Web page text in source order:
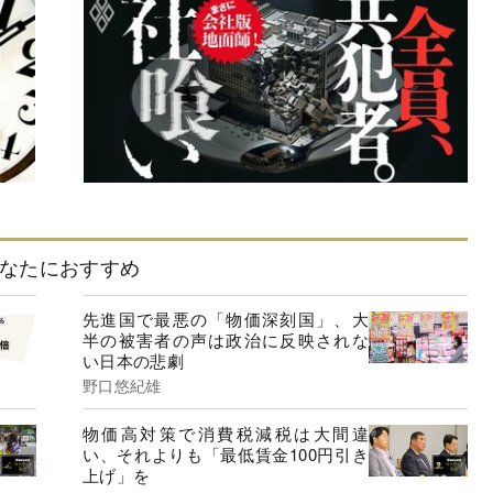
たにおすすめ
先進国で最悪の「物価深刻国」、大
半の被害者の声は政治に反映されな
い日本の悲劇
野口悠紀雄
物価高対策で消費税減税は大間違
い、それよりも「最低賃金100円引き
上げ」を